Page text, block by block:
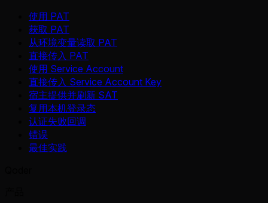
使用 PAT
获取 PAT
从环境变量读取 PAT
直接传入 PAT
使用 Service Account
直接传入 Service Account Key
宿主提供并刷新 SAT
复用本机登录态
认证失败回调
错误
最佳实践